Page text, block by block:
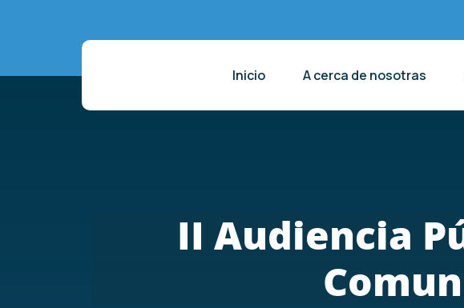
Inicio A cerca de nosotras
II Audiencia